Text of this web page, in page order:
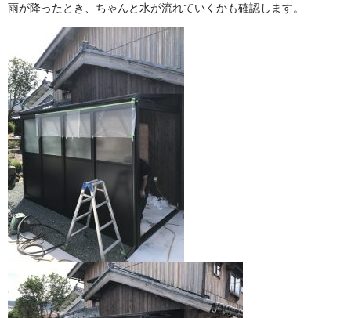
雨が降ったとき、ちゃんと水が流れていくかも確認します。